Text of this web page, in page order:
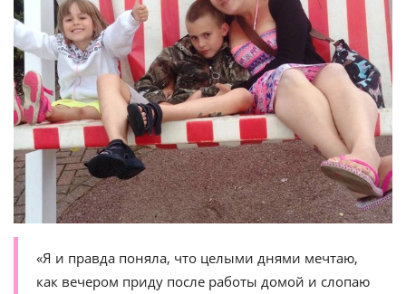
«Я и правда поняла, что целыми днями мечтаю,
как вечером приду после работы домой и слопаю